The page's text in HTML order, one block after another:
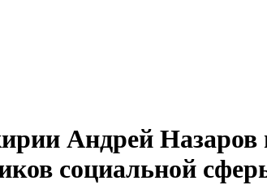
Андрей Назаров
социальной